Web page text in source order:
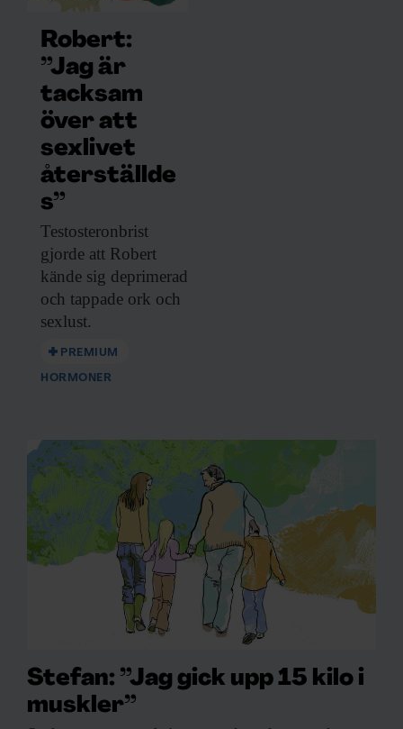
Robert:
”Jag är
tacksam
över att
sexlivet
återställde
s”
Testosteronbrist
gjorde att Robert
kände sig deprimerad
och tappade ork och
sexlust.
PREMIUM
HORMONER
Stefan: ”Jag gick upp 15 kilo i
muskler”